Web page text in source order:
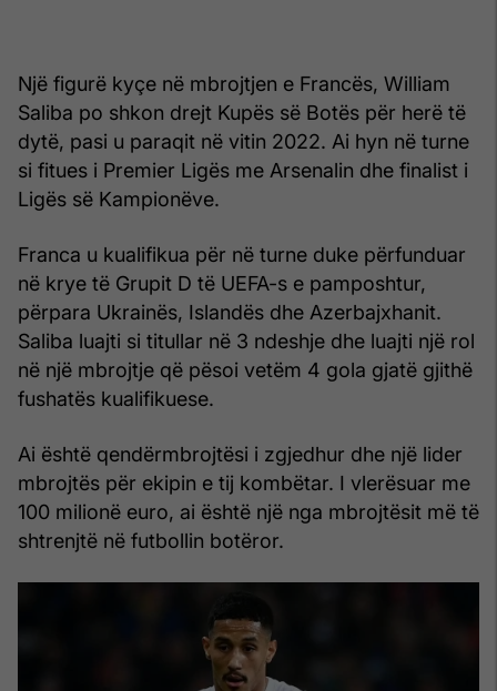
Një figurë kyçe në mbrojtjen e Francës, William
Saliba po shkon drejt Kupës së Botës për herë të
dytë, pasi u paraqit në vitin 2022. Ai hyn në turne
si fitues i Premier Ligës me Arsenalin dhe finalist i
Ligës së Kampionëve.
Franca u kualifikua për në turne duke përfunduar
në krye të Grupit D të UEFA-s e pamposhtur,
përpara Ukrainës, Islandës dhe Azerbajxhanit.
Saliba luajti si titullar në 3 ndeshje dhe luajti një rol
në një mbrojtje që pësoi vetëm 4 gola gjatë gjithë
fushatës kualifikuese.
Ai është qendërmbrojtësi i zgjedhur dhe një lider
mbrojtës për ekipin e tij kombëtar. I vlerësuar me
100 milionë euro, ai është një nga mbrojtësit më të
shtrenjtë në futbollin botëror.